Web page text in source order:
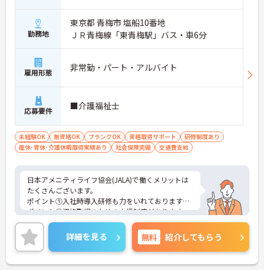
勤務地
東京都 青梅市 塩船10番地
ＪＲ青梅線「東青梅駅」バス・車6分
雇用形態 非常勤・パート・アルバイト
応募要件 ■介護福祉士
未経験OK 無資格OK ブランクOK 資格取得サポート
研修制度あり
産休･育休･介護休暇取得実績あり
社会保険完備 交通費支給
日本アメニティライフ協会(JALA)で働くメリットは
たくさんございます。
ポイント①入社時導入研修も力をいれております。
ポイント②資格取得のための支援制度があります。
→授業料を全額支給します。皆様の成長を全力でサ
ポートいたします!
ポイント③ 施設形態が豊富なため、キャリアアップ
の際には様々な業種での経験を積むことができま
す。
詳細を見る 無料 紹介してもらう